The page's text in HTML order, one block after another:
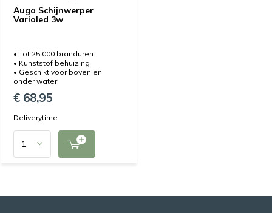
Auga Schijnwerper
Varioled 3w
• Tot 25.000 branduren
• Kunststof behuizing
• Geschikt voor boven en
onder water
€ 68,95
Deliverytime